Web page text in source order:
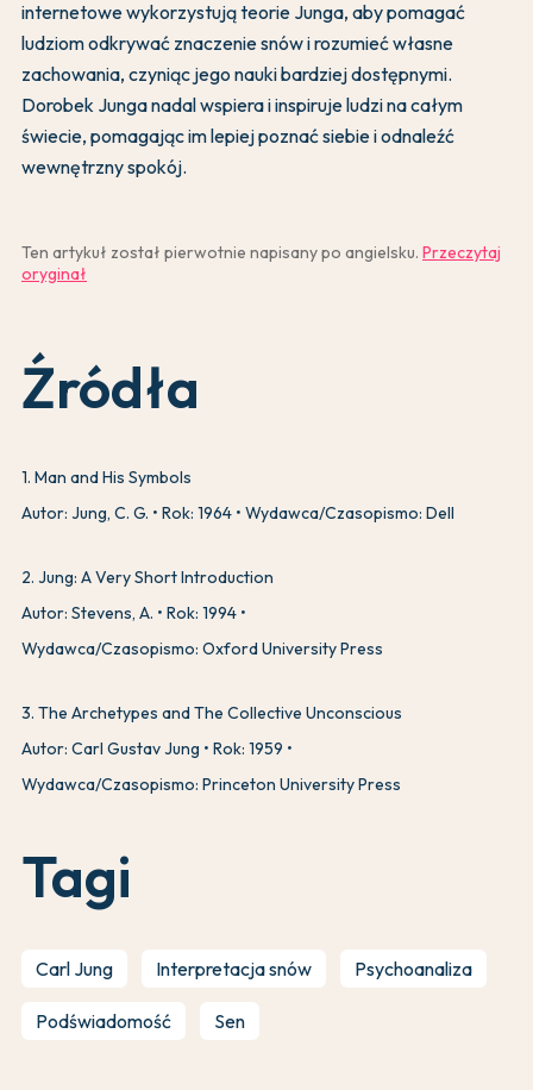
internetowe wykorzystują teorie Junga, aby pomagać
ludziom odkrywać znaczenie snów i rozumieć własne
zachowania, czyniąc jego nauki bardziej dostępnymi.
Dorobek Junga nadal wspiera i inspiruje ludzi na całym
świecie, pomagając im lepiej poznać siebie i odnaleźć
wewnętrzny spokój.
Ten artykuł został pierwotnie napisany po angielsku. Przeczytaj
oryginał
Źródła
1. Man and His Symbols
Autor: Jung, C. G.
Rok: 1964 Wydawca/Czasopismo: Dell
2. Jung: A Very Short Introduction
Autor: Stevens, A.
Rok: 1994
Wydawca/Czasopismo: Oxford University Press
3. The Archetypes and The Collective Unconscious
Autor: Carl Gustav Jung
Rok: 1959
Wydawca/Czasopismo: Princeton University Press
Tagi
Carl Jung Interpretacja snów Psychoanaliza
Podświadomość Sen